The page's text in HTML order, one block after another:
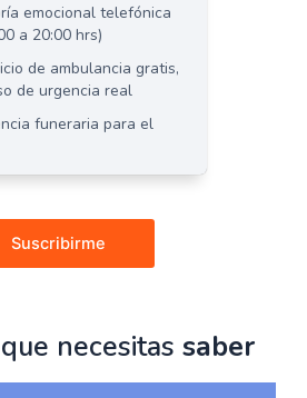
emocional telefónica
a 20:00 hrs)
de ambulancia gratis,
de urgencia real
funeraria para el
Suscribirme
necesitas saber